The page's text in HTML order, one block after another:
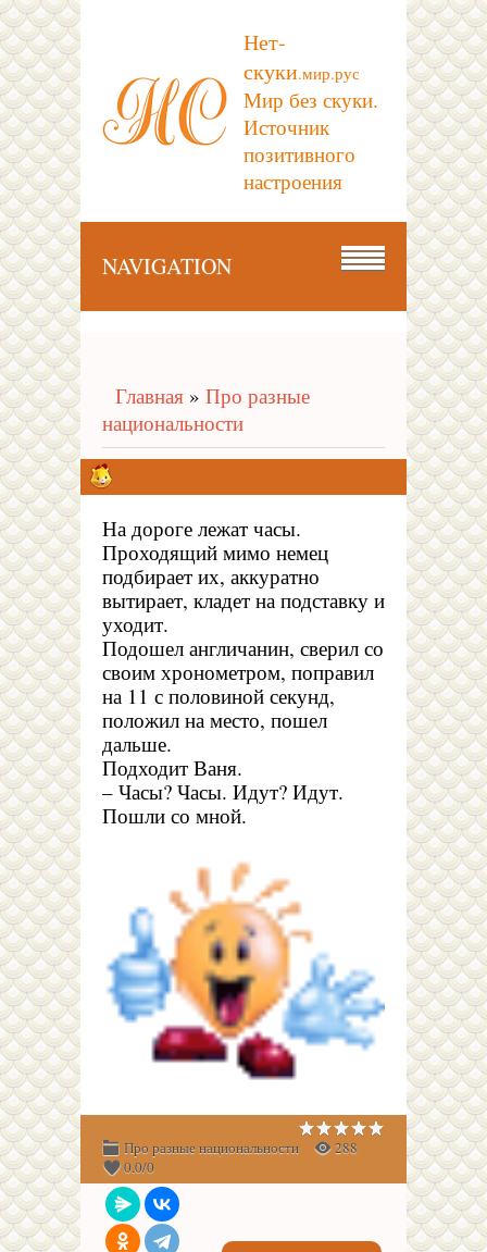
Нет-
скуки.мир.рус
Мир без скуки.
Источник
позитивного
настроения
NAVIGATION
Главная » Про разные
национальности
На дороге лежат часы.
Проходящий мимо немец
подбирает их, аккуратно
вытирает, кладет на подставку и
уходит.
Подошел англичанин, сверил со
своим хронометром, поправил
на 11 с половиной секунд,
положил на место, пошел
дальше.
Подходит Ваня.
– Часы? Часы. Идут? Идут.
Пошли со мной.
Про разные национальности
288
0.0/0